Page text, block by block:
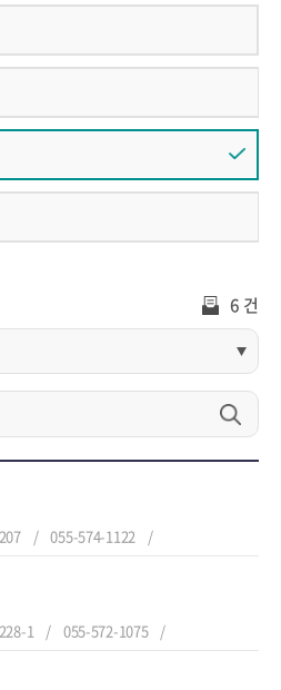
6 건
055-574-1122
1
055-572-1075